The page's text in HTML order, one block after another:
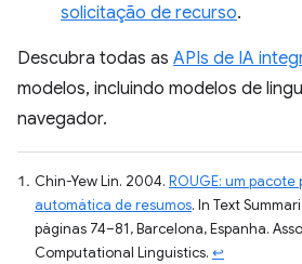
solicitação de recurso.
Descubra todas as APIs de IA
modelos, incluindo modelos de
navegador.
Chin-Yew Lin. 2004. ROUGE: um
automática de resumos. In Text
páginas 74–81, Barcelona, Espanha.
Computational Linguistics. ↩